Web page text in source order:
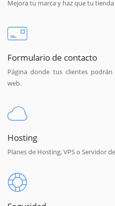
Mejora tu marca y haz que tu
Formulario de contacto
Página donde tus clientes
web.
Hosting
Planes de Hosting, VPS o Servidor